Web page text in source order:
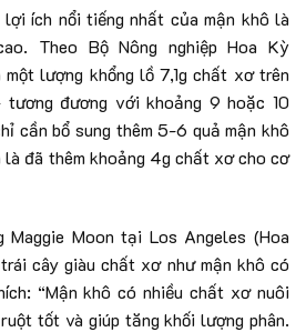
ích nổi tiếng nhất của mận khô là
Theo Bộ Nông nghiệp Hoa Kỳ
một lượng khổng lồ 7,1g chất xơ trên
tương đương với khoảng 9 hoặc 10
cần bổ sung thêm 5-6 quả mận khô
là đã thêm khoảng 4g chất xơ cho cơ
Maggie Moon tại Los Angeles (Hoa
cây giàu chất xơ như mận khô có
“Mận khô có nhiều chất xơ nuôi
tốt và giúp tăng khối lượng phân.